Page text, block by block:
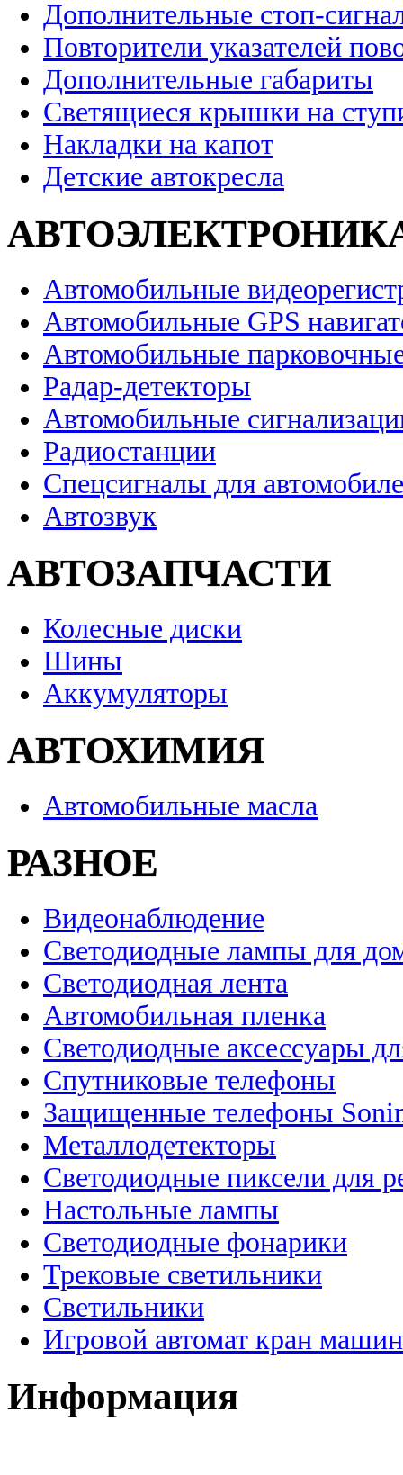
Дополнительные стоп-
Повторители указателей
Дополнительные габариты
Светящиеся крышки на
Накладки на капот
Детские автокресла
Автомобильные
Автомобильные GPS
Автомобильные
Радар-детекторы
Автомобильные
Радиостанции
Спецсигналы для
Автозвук
АВТОЗАПЧАСТИ
Колесные диски
Шины
Аккумуляторы
АВТОХИМИЯ
Автомобильные масла
РАЗНОЕ
Видеонаблюдение
Светодиодные лампы для
Светодиодная лента
Автомобильная пленка
Светодиодные аксессуары
Спутниковые телефоны
Защищенные телефоны
Металлодетекторы
Светодиодные пиксели для
Настольные лампы
Светодиодные фонарики
Трековые светильники
Светильники
Игровой автомат кран
Информация